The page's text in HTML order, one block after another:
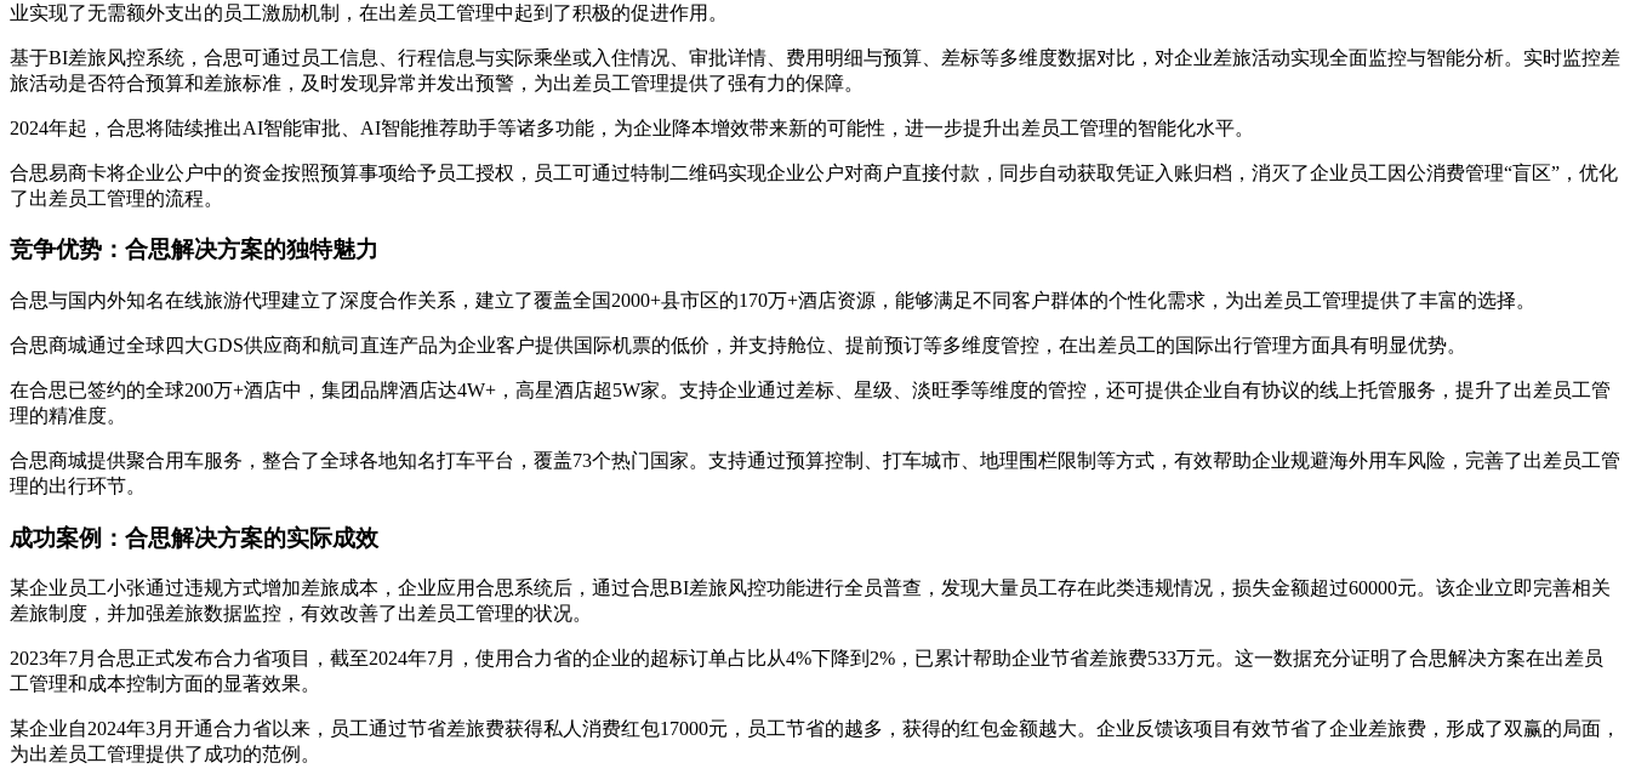
业实现了无需额外支出的员工激励机制，在出差员工管理中起到了积极的促进作用。
基于BI差旅风控系统，合思可通过员工信息、行程信息与实际乘坐或入住情况、审批详情、费用明细与预算、差标等多维度数据对比，对企业差旅活动实现全面监控与智能分析。实时监控差
旅活动是否符合预算和差旅标准，及时发现异常并发出预警，为出差员工管理提供了强有力的保障。
2024年起，合思将陆续推出AI智能审批、AI智能推荐助手等诸多功能，为企业降本增效带来新的可能性，进一步提升出差员工管理的智能化水平。
合思易商卡将企业公户中的资金按照预算事项给予员工授权，员工可通过特制二维码实现企业公户对商户直接付款，同步自动获取凭证入账归档，消灭了企业员工因公消费管理“盲区”，优化
了出差员工管理的流程。
竞争优势：合思解决方案的独特魅力
合思与国内外知名在线旅游代理建立了深度合作关系，建立了覆盖全国2000+县市区的170万+酒店资源，能够满足不同客户群体的个性化需求，为出差员工管理提供了丰富的选择。
合思商城通过全球四大GDS供应商和航司直连产品为企业客户提供国际机票的低价，并支持舱位、提前预订等多维度管控，在出差员工的国际出行管理方面具有明显优势。
在合思已签约的全球200万+酒店中，集团品牌酒店达4W+，高星酒店超5W家。支持企业通过差标、星级、淡旺季等维度的管控，还可提供企业自有协议的线上托管服务，提升了出差员工管
理的精准度。
合思商城提供聚合用车服务，整合了全球各地知名打车平台，覆盖73个热门国家。支持通过预算控制、打车城市、地理围栏限制等方式，有效帮助企业规避海外用车风险，完善了出差员工管
理的出行环节。
成功案例：合思解决方案的实际成效
某企业员工小张通过违规方式增加差旅成本，企业应用合思系统后，通过合思BI差旅风控功能进行全员普查，发现大量员工存在此类违规情况，损失金额超过60000元。该企业立即完善相关
差旅制度，并加强差旅数据监控，有效改善了出差员工管理的状况。
2023年7月合思正式发布合力省项目，截至2024年7月，使用合力省的企业的超标订单占比从4%下降到2%，已累计帮助企业节省差旅费533万元。这一数据充分证明了合思解决方案在出差员
工管理和成本控制方面的显著效果。
某企业自2024年3月开通合力省以来，员工通过节省差旅费获得私人消费红包17000元，员工节省的越多，获得的红包金额越大。企业反馈该项目有效节省了企业差旅费，形成了双赢的局面，
为出差员工管理提供了成功的范例。